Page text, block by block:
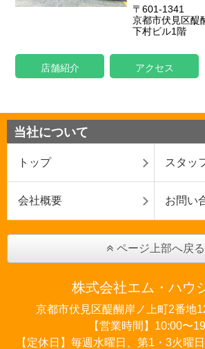
〒601-1341
京都市伏見区醍
下村ビル1階
店舗紹介 アクセス
当社について
トップ スタッ
会社概要 お問い
ページ上部へ戻る
株式会社エム・ハウ
京都市伏見区醍醐岸ノ上町2番地
【営業時間】10:00〜
【定休日】毎週水曜日、第1・3火曜